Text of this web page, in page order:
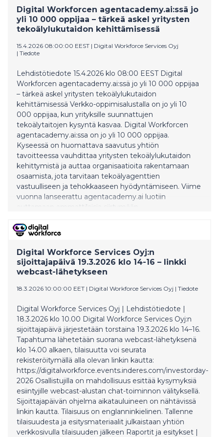
toimintojaan läpi organisaation. Uudella sopimuksella
pankki keskittää automaatiokumppanuutensa
palveluntarjoajalleen, Digital Workforcelle, RBI
pääkonttorin luotetulle aut
Digital Workforcen agentacademy.ai:ssä jo
yli 10 000 oppijaa – tärkeä askel yritysten
tekoälylukutaidon kehittämisessä
15.4.2026 08:00:00 EEST | Digital Workforce Services Oyj
| Tiedote
Lehdistötiedote 15.4.2026 klo 08:00 EEST Digital
Workforcen agentacademy.ai:ssä jo yli 10 000 oppijaa
– tärkeä askel yritysten tekoälylukutaidon
kehittämisessä Verkko-oppimisalustalla on jo yli 10
000 oppijaa, kun yrityksille suunnattujen
tekoälytaitojen kysyntä kasvaa. Digital Workforcen
agentacademy.ai:ssa on jo yli 10 000 oppijaa.
Kyseessä on huomattava saavutus yhtiön
tavoitteessa vauhdittaa yritysten tekoälylukutaidon
kehittymistä ja auttaa organisaatioita rakentamaan
osaamista, jota tarvitaan tekoälyagenttien
vastuulliseen ja tehokkaaseen hyödyntämiseen. Viime
vuonna lanseerattu agentacademy.ai luotiin
auttamaan ammattilaisia siirtymään
joustavan, omatahtisesti etenevän verkko-opiskelun
avulla. Koulutuksen sisältö keskittyy
yrityskäyttötapauksiin. Julkaisun jälkeen alusta on
houkutellut laajan ja yhä kansainvälisemmän
oppijayhteisön, johon kuuluu yritysjohtajia,
esihenkilöitä, kehittäjiä, analyytikoita, konsultteja,
opiskelijoita ja mui
Digital Workforce Services Oyj:n
sijoittajapäivä 19.3.2026 klo 14-16 – linkki
webcast-lähetykseen
18.3.2026 10:00:00 EET | Digital Workforce Services Oyj | Tiedote
Digital Workforce Services Oyj | Lehdistötiedote |
18.3.2026 klo 10.00 Digital Workforce Services Oyj:n
sijoittajapäivä järjestetään torstaina 19.3.2026 klo 14–16.
Tapahtuma lähetetään suorana webcast-lähetyksenä
klo 14.00 alkaen, tilaisuutta voi seurata
rekisteröitymällä alla olevan linkin kautta:
https://digitalworkforce.events.inderes.com/investorday-
2026 Osallistujilla on mahdollisuus esittää kysymyksiä
esiintyjille webcast-alustan chat-toiminnon välityksellä.
Sijoittajapäivän ohjelma aikatauluineen on nähtävissä
linkin kautta. Tilaisuus on englanninkielinen. Tallenne
tilaisuudesta ja esitysmateriaalit julkaistaan yhtiön
verkkosivulla tilaisuuden jälkeen Raportit ja esitykset |